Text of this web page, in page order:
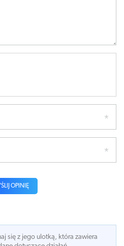
OPINIĘ
się z jego ulotką, która zawiera